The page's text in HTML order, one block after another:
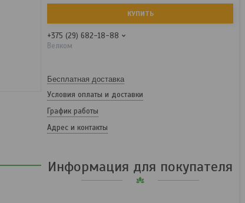
КУПИТЬ
+375 (29) 682-18-88
Велком
Бесплатная доставка
Условия оплаты и доставки
График работы
Адрес и контакты
Информация для покупателя